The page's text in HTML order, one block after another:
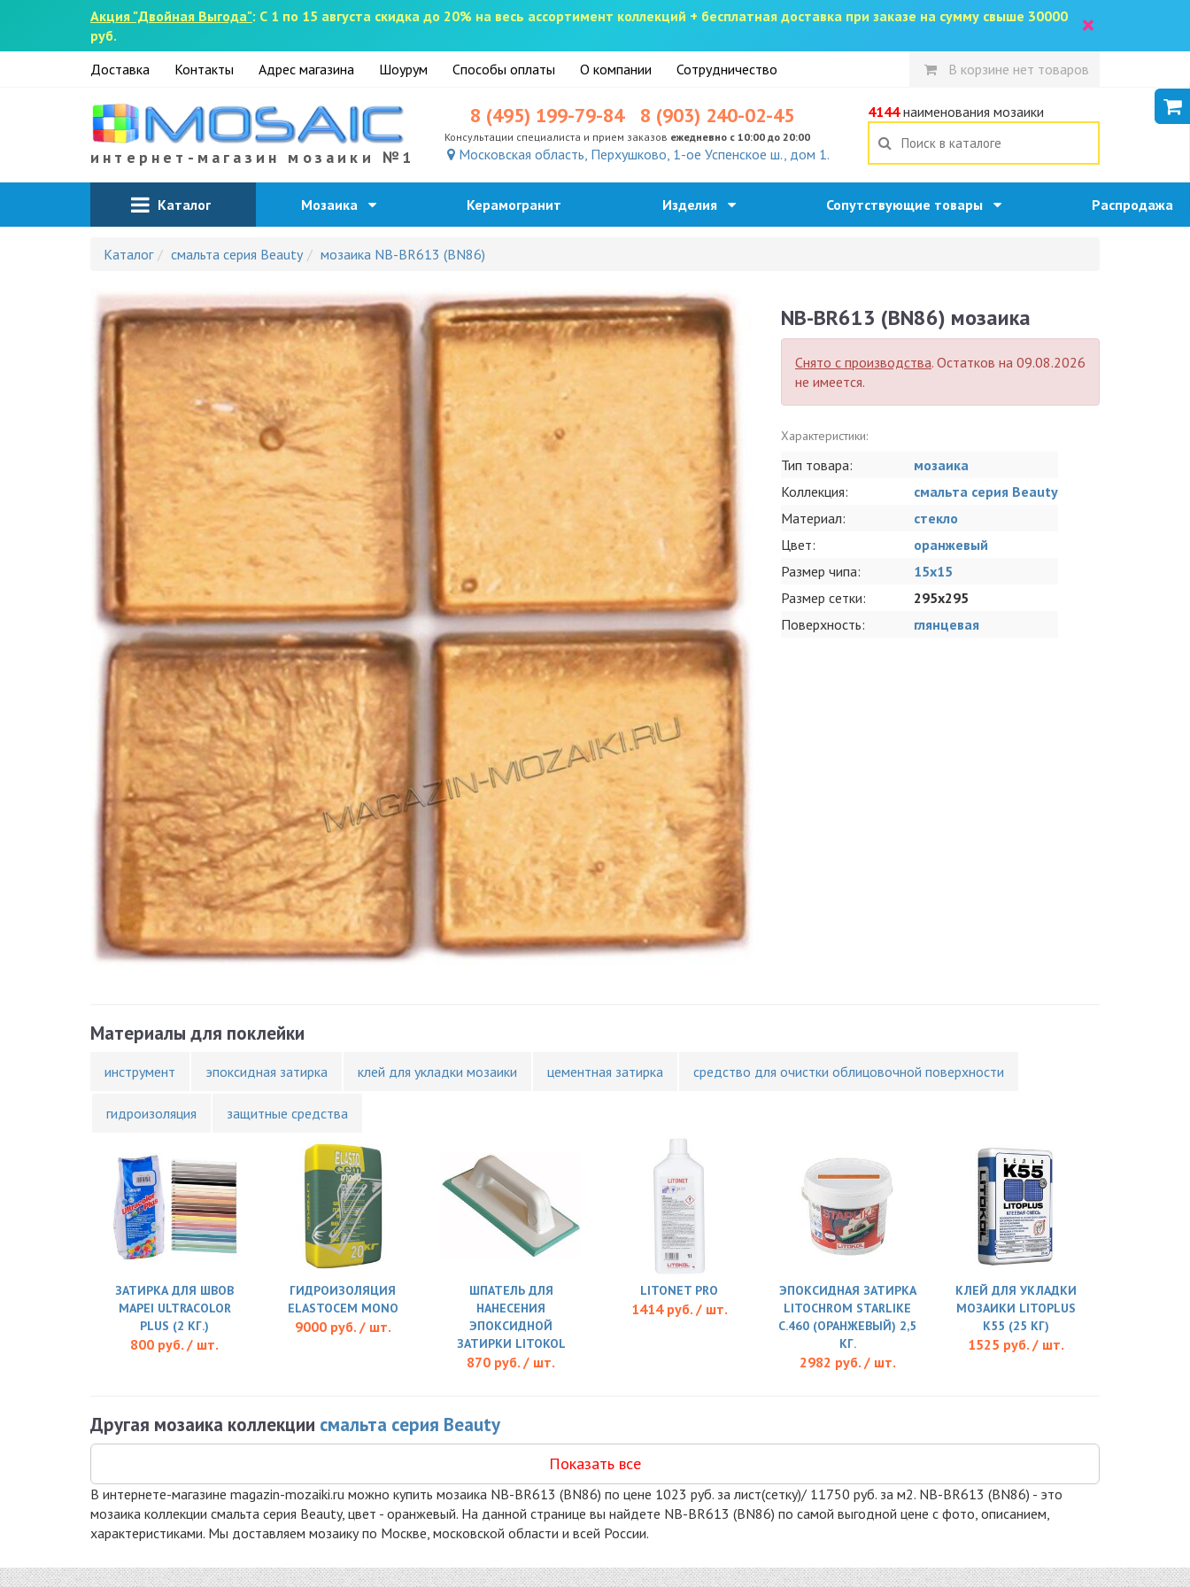
Акция "Двойная Выгода": С 1 по 15 августа скидка до 20% на весь ассортимент коллекций + бесплатная доставка при заказе на сумму свыше 30000
руб.
×
Доставка Контакты Адрес магазина Шоурум Способы оплаты О компании Сотрудничество В корзине нет товаров
интернет-магазин мозаики №1
8 (495) 199-79-84 8 (903) 240-02-45
Консультации специалиста и прием заказов ежедневно с 10:00 до 20:00
Московская область, Перхушково, 1-ое Успенское ш., дом 1.
4144наименования мозаики
Каталог Мозаика Керамогранит Изделия Сопутствующие товары Распродажа
Каталог смальта серия Beauty мозаика NB-BR613 (BN86)
NB-BR613 (BN86) мозаика
Снято с производства. Остатков на 09.08.2026
не имеется.
Характеристики:
Тип товара:
мозаика
Коллекция:
смальта серия Beauty
Материал:
стекло
Цвет:
оранжевый
Размер чипа:
15x15
Размер сетки:
295x295
Поверхность:
глянцевая
Материалы для поклейки
инструмент эпоксидная затирка клей для укладки мозаики цементная затирка средство для очистки облицовочной поверхности
гидроизоляция защитные средства
ЗАТИРКА ДЛЯ ШВОВ
MAPEI ULTRACOLOR
PLUS (2 КГ.)
800 руб. / шт.
ГИДРОИЗОЛЯЦИЯ
ELASTOCEM MONO
9000 руб. / шт.
ШПАТЕЛЬ ДЛЯ
НАНЕСЕНИЯ
ЭПОКСИДНОЙ
ЗАТИРКИ LITOKOL
870 руб. / шт.
LITONET PRO
1414 руб. / шт.
ЭПОКСИДНАЯ ЗАТИРКА
LITOCHROM STARLIKE
C.460 (ОРАНЖЕВЫЙ) 2,5
КГ.
2982 руб. / шт.
КЛЕЙ ДЛЯ УКЛАДКИ
МОЗАИКИ LITOPLUS
K55 (25 КГ)
1525 руб. / шт.
Другая мозаика коллекции смальта серия Beauty
Показать все
В интернете-магазине magazin-mozaiki.ru можно купить мозаика NB-BR613 (BN86) по цене 1023 руб. за лист(сетку)/ 11750 руб. за м2. NB-BR613 (BN86) - это
мозаика коллекции смальта серия Beauty, цвет - оранжевый. На данной странице вы найдете NB-BR613 (BN86) по самой выгодной цене с фото, описанием,
характеристиками. Мы доставляем мозаику по Москве, московской области и всей России.